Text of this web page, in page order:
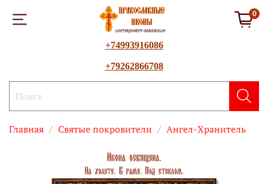
0
+74993916086
+79262866708
Главная Святые покровители Ангел-Хранитель